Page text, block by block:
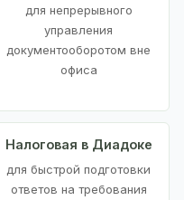
для непрерывного
управления
документооборотом вне
офиса
Налоговая в Диадоке
для быстрой подготовки
ответов на требования